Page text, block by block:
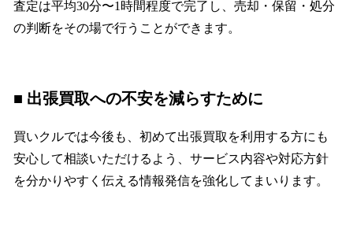
査定は平均30分〜1時間程度で完了し、売却・保留・処分
の判断をその場で行うことができます。
■ 出張買取への不安を減らすために
買いクルでは今後も、初めて出張買取を利用する方にも
安心して相談いただけるよう、サービス内容や対応方針
を分かりやすく伝える情報発信を強化してまいります。